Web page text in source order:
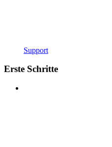
Support
Erste Schritte